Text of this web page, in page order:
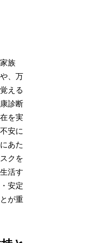
族
、万
える
診断
を実
安に
あた
クを
活す
安定
が重